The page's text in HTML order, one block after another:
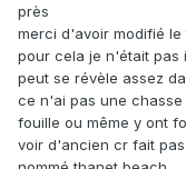
près
merci d'avoir modifié
pour cela je n'était pas
peut se révèle assez
ce n'ai pas une
fouille ou même y ont
voir d'ancien cr fait